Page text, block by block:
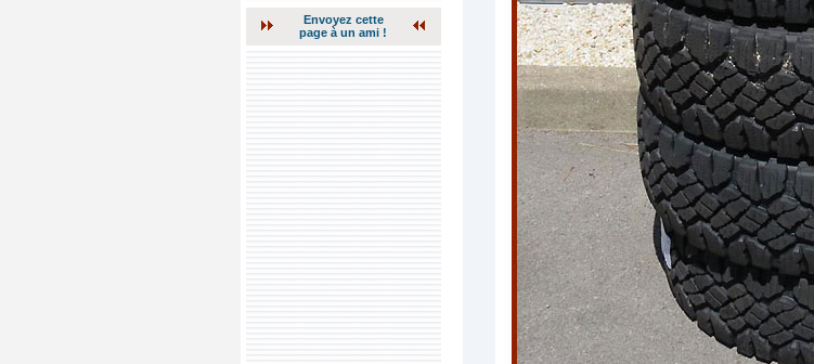
Envoyez cette
page à un ami !